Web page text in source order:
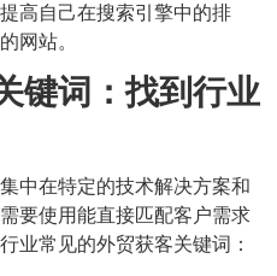
高自己在搜索引擎中的排
网站。
键词：找到行业
中在特定的技术解决方案和
要使用能直接匹配客户需求
业常见的外贸获客关键词：